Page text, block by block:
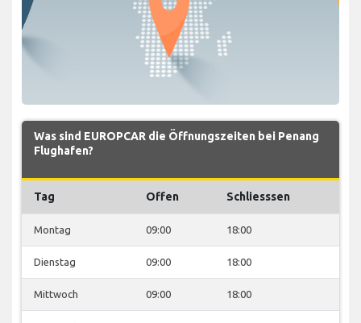
Was sind EUROPCAR die Öffnungszeiten bei Penang
Flughafen?
Tag Offen Schliesssen
Montag 09:00 18:00
Dienstag 09:00 18:00
Mittwoch 09:00 18:00